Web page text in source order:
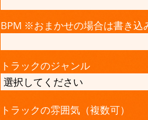
BPM ※おまかせの場合は書き込
トラックのジャンル
トラックの雰囲気（複数可）